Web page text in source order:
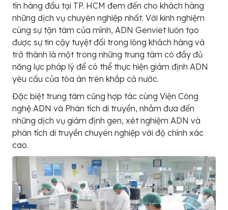
tín hàng đầu tại TP. HCM đem đến cho khách hàng
những dịch vụ chuyên nghiệp nhất. Với kinh nghiệm
cùng sự tận tâm của mình, ADN Genviet luôn tạo
được sự tin cậy tuyệt đối trong lòng khách hàng và
trở thành là một trong những trung tâm có đầy đủ
năng lực pháp lý để có thể thực hiện giám định ADN
yêu cầu của tòa án trên khắp cả nước.
Đặc biệt trung tâm cũng hợp tác cùng Viện Công
nghệ ADN và Phân tích di truyền, nhằm đưa đến
những dịch vụ giám định gen, xét nghiệm ADN và
phân tích di truyền chuyên nghiệp với độ chính xác
cao.